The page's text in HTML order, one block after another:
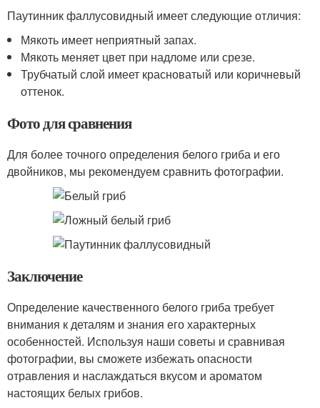
Паутинник фаллусовидный имеет следующие отличия:
Мякоть имеет неприятный запах.
Мякоть меняет цвет при надломе или срезе.
Трубчатый слой имеет красноватый или коричневый
оттенок.
Фото для сравнения
Для более точного определения белого гриба и его
двойников, мы рекомендуем сравнить фотографии.
Заключение
Определение качественного белого гриба требует
внимания к деталям и знания его характерных
особенностей. Используя наши советы и сравнивая
фотографии, вы сможете избежать опасности
отравления и наслаждаться вкусом и ароматом
настоящих белых грибов.